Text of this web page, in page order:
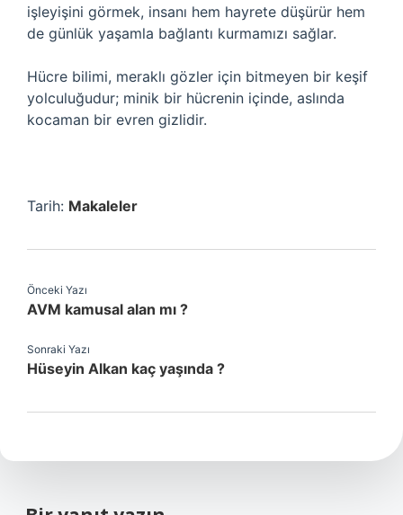
işleyişini görmek, insanı hem hayrete düşürür hem
de günlük yaşamla bağlantı kurmamızı sağlar.
Hücre bilimi, meraklı gözler için bitmeyen bir keşif
yolculuğudur; minik bir hücrenin içinde, aslında
kocaman bir evren gizlidir.
Tarih: Makaleler
Önceki Yazı
AVM kamusal alan mı ?
Sonraki Yazı
Hüseyin Alkan kaç yaşında ?